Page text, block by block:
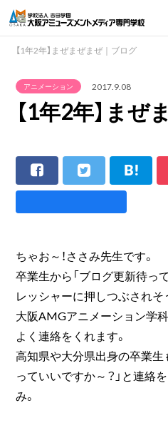
【1年2年】まぜまぜまぜ｜ブログ
アニメーション 2017.9.08
【1年2年】まぜ
ちゃお～！ささみ先生です。
卒業生から「ブログ更新待っ
レッシャーに押しつぶされ
大阪AMGアニメーション学
よく連絡をくれます。
高知県や大分県出身の卒業生
っていいですか～？」と連絡
み。